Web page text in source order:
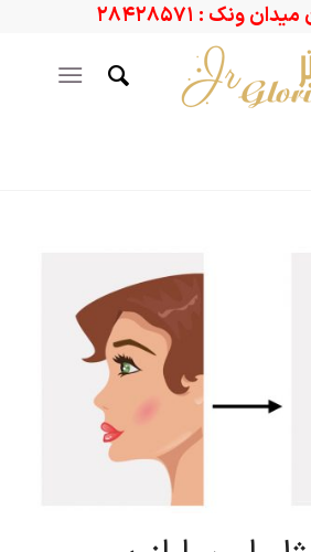
ونک : ۲۸۴۲۸۵۷۱